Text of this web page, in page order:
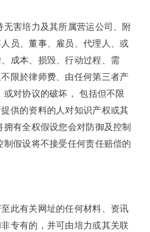
害培力及其所属营运公司、附
员、董事、雇员、代理人、或
成本、损毁、行动过程、需
限於律师费、由任何第三者产
对协议的破坏， 包括但不限
供的资料的人对知识产权或其
有全权假设您会对防御及控制
假设将不接受任何责任赔偿的
此有关网址的任何材料、资讯
专有的，并可由培力或其关联